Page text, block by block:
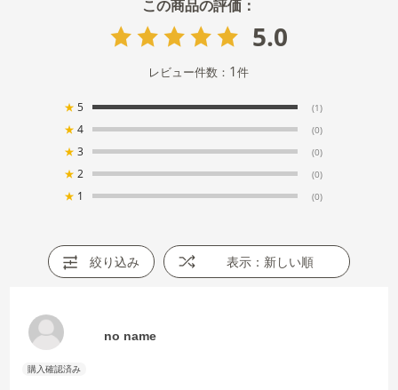
5.0
レビュー件数： 1件
★ 5 (1)
★ 4 (0)
★ 3 (0)
★ 2 (0)
★ 1 (0)
絞り込み 表示：新しい順
no name